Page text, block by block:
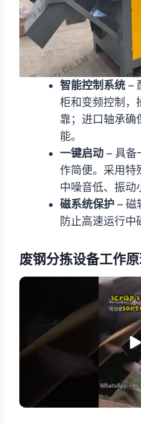
智能控制系统–
柜和变频控制，
靠；进口轴承确
能。
一键启动– 具备
作简便。采用特
中噪音低、振动
磁系统保护– 磁
防止高速运行中
废钢分拣设备工作